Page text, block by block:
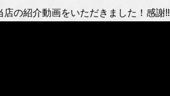
の紹介動画をいただきました！感謝‼️